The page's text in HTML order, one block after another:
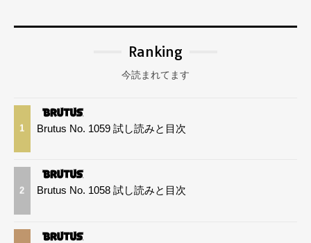
Ranking
今読まれてます
1 Brutus No. 1059 試し読みと目次
2 Brutus No. 1058 試し読みと目次